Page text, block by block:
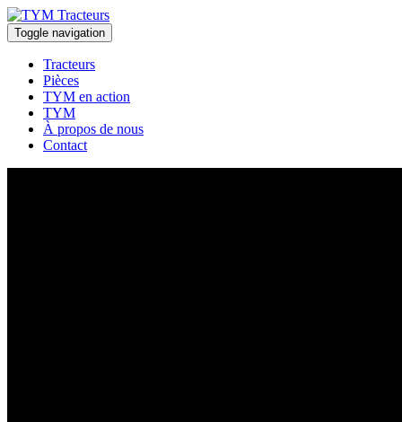
Toggle navigation
Tracteurs
Pièces
TYM en action
TYM
À propos de nous
Contact